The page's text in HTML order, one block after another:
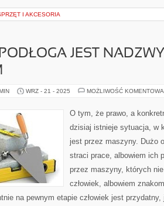
I AKCESORIA
JEST
WRZ - 21 - 2025 MOŻLIWOŚĆ
O tym, że prawo, a
dzisiaj istnieje sytuacja, w
jest przez maszyny. Dużo
straci prace, albowiem ich
przez maszyny, których
człowiek, albowiem
na pewnym etapie człowiek jest